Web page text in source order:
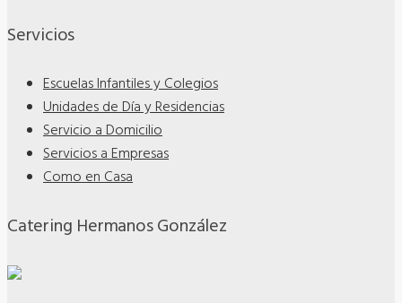
Servicios
Escuelas Infantiles y Colegios
Unidades de Día y Residencias
Servicio a Domicilio
Servicios a Empresas
Como en Casa
Catering Hermanos González